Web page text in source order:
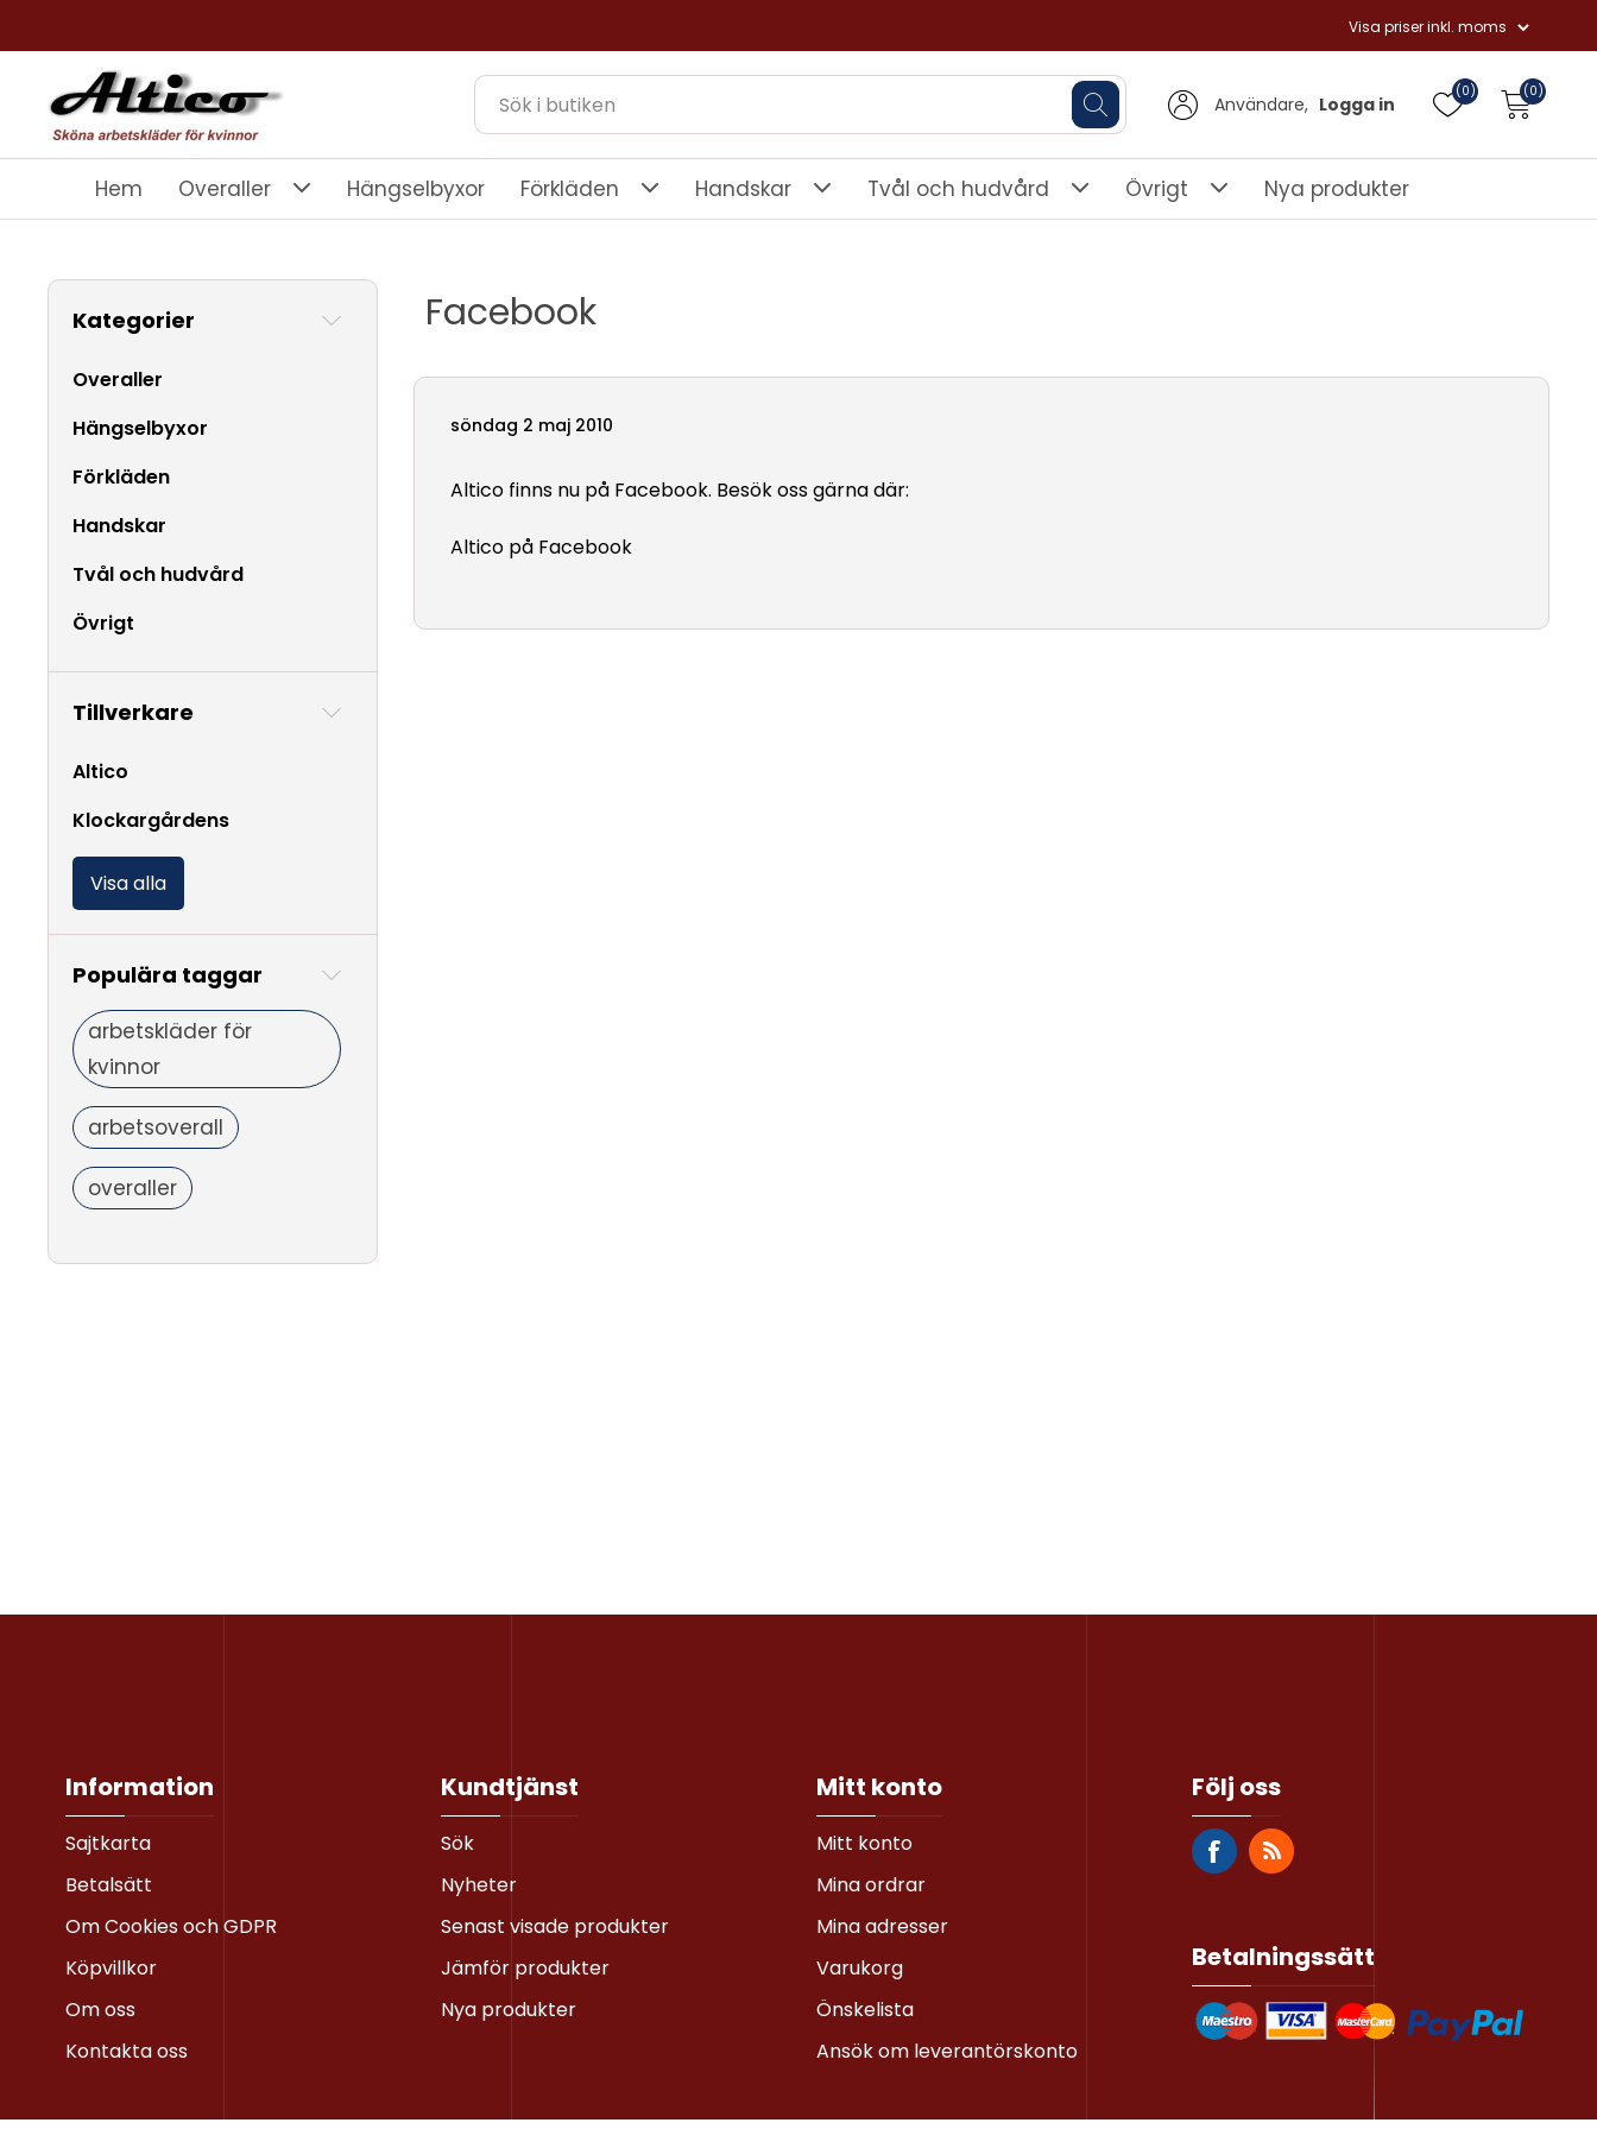
Användare, Logga in
(0) (0)
Hem Overaller Hängselbyxor Förkläden Handskar Tvål och hudvård Övrigt Nya produkter
Kategorier
Overaller
Hängselbyxor
Förkläden
Handskar
Tvål och hudvård
Övrigt
Tillverkare
Altico
Klockargårdens
Visa alla
Populära taggar
arbetskläder för
kvinnor
arbetsoverall
overaller
Facebook
söndag 2 maj 2010
Altico finns nu på Facebook. Besök oss gärna där:
Altico på Facebook
Information
Sajtkarta
Betalsätt
Om Cookies och GDPR
Köpvillkor
Om oss
Kontakta oss
Kundtjänst
Sök
Nyheter
Senast visade produkter
Jämför produkter
Nya produkter
Mitt konto
Mitt konto
Mina ordrar
Mina adresser
Varukorg
Önskelista
Ansök om leverantörskonto
Följ oss
Betalningssätt